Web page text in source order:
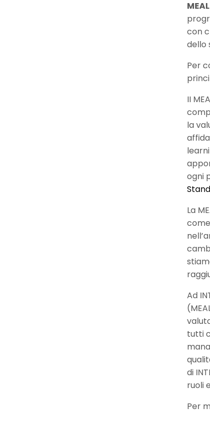
con
dello
Per
II
la
ogni
La
Ad
tutti
di
ruoli
Per